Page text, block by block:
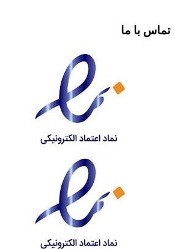
تماس با ما